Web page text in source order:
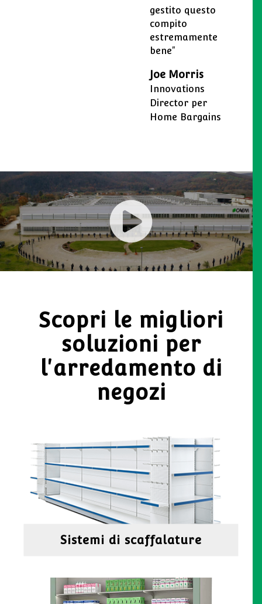
gestito questo
compito
estremamente
bene"
Joe Morris
Innovations
Director per
Home Bargains
Scopri le migliori
soluzioni per
l'arredamento di
negozi
Sistemi di scaffalature